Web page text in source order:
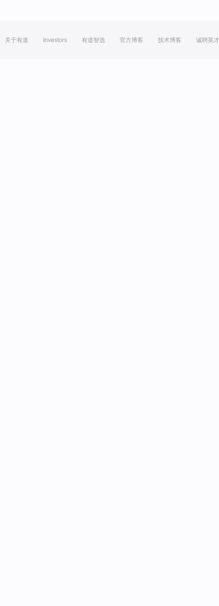
关于有道 Investors 有道智选 官方博客 技术博客 诚聘英才